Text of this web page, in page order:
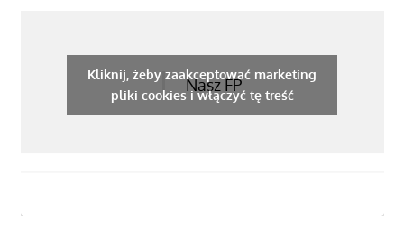
Nasz FP
Kliknij, żeby zaakceptować marketing
pliki cookies i włączyć tę treść